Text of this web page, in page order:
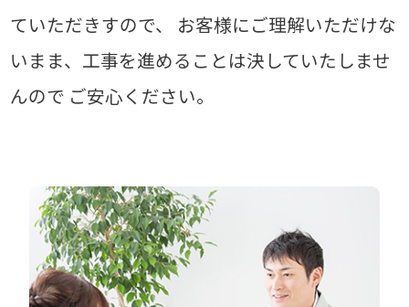
ていただきすので、
お客様にご理解いただけな
いまま、工事を進めることは決していたしませ
んので ご安心ください。